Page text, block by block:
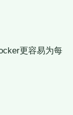
更容易为每